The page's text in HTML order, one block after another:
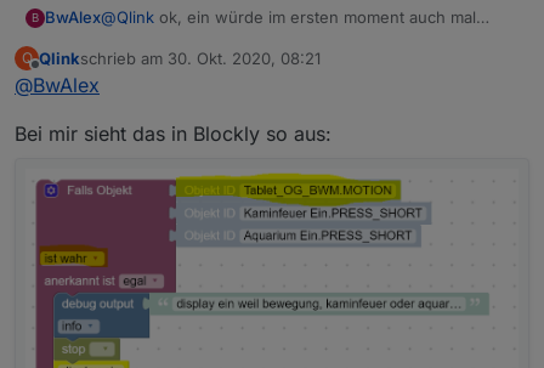
B BwAlex@Qlink ok, ein würde im ersten moment auch mal
Tastendruck auf F15 ein?
Q
Offline
Qlinkschrieb am 30. Okt. 2020, 08:21
zuletzt editiert von
@BwAlex
Bei mir sieht das in Blockly so aus: